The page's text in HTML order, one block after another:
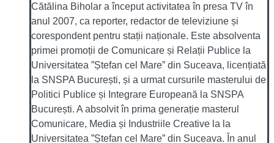
Cătălina Biholar a început activitatea în presa TV în
anul 2007, ca reporter, redactor de televiziune și
corespondent pentru stații naționale. Este absolventa
primei promoții de Comunicare și Relații Publice la
Universitatea ”Ștefan cel Mare” din Suceava, licențiată
la SNSPA București, și a urmat cursurile masterului de
Politici Publice și Integrare Europeană la SNSPA
București. A absolvit în prima generație masterul
Comunicare, Media și Industriile Creative la la
Universitatea ”Ștefan cel Mare” din Suceava. În anul